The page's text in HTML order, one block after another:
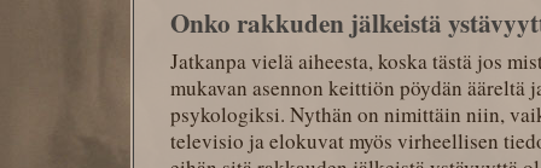
Onko rakkuden jälkeistä
Jatkanpa vielä aiheesta, koska tästä jos
mukavan asennon keittiön pöydän ääreltä
psykologiksi. Nythän on nimittäin niin,
televisio ja elokuvat myös virheellisen